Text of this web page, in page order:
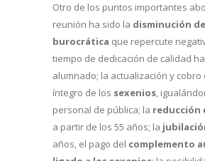
Otro de los puntos importantes
reunión ha sido la disminución
burocrática que repercute
tiempo de dedicación de calidad
alumnado; la actualización y cobro
íntegro de los sexenios,
personal de pública; la reducción
a partir de los 55 años; la
años, el pago del complemento